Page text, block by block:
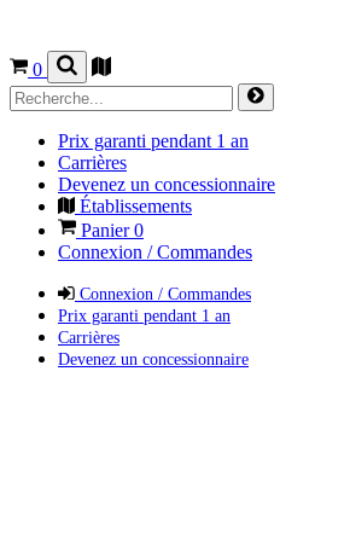
0
Prix garanti pendant 1 an
Carrières
Devenez un concessionnaire
Établissements
Panier0
Connexion / Commandes
Connexion / Commandes
Prix garanti pendant 1 an
Carrières
Devenez un concessionnaire